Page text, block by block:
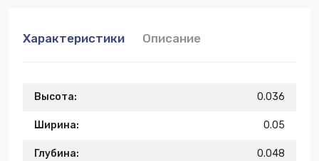
Характеристики Описание
Высота: 0.036
Ширина: 0.05
Глубина: 0.048